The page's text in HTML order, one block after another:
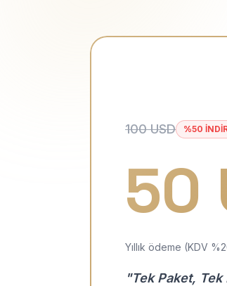
100 USD %50
50
Yıllık ödeme (KDV
"Tek Paket,